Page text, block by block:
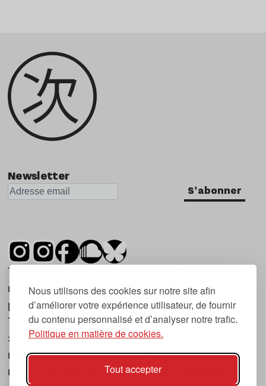
Nous utilisons des cookies sur notre site afin
d’améliorer votre expérience utilisateur, de fournir
du contenu personnalisé et d’analyser notre trafic.
Politique en matière de cookies.
Tout accepter
Newsletter
S'abonner
Tsugi est un mensuel indépendant sur la
musique et les nouvelles tendances, dont la
première parution date de 2007.
Tsugi en japonais signifie « prochain », « suivant
», ce qui correspond à la thématique du
magazine, à l’affût des nouvelles tendances
musicales, qu’elles viennent de la musique